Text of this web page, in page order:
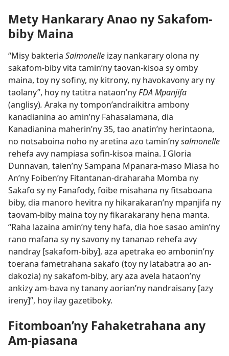
Mety Hankarary Anao ny Sakafom-
biby Maina
“Misy bakteria Salmonelle izay nankarary olona ny
sakafom-biby vita tamin’ny taovan-kisoa sy omby
maina, toy ny sofiny, ny kitrony, ny havokavony ary ny
taolany”, hoy ny tatitra nataon’nyFDA Mpanjifa
(anglisy). Araka ny tompon’andraikitra ambony
kanadianina ao amin’ny Fahasalamana, dia
Kanadianina maherin’ny 35, tao anatin’ny herintaona,
no notsaboina noho ny aretina azo tamin’nysalmonelle
rehefa avy nampiasa sofin-kisoa maina. I Gloria
Dunnavan, talen’ny Sampana Mpanara-maso Miasa ho
An’ny Foiben’ny Fitantanan-draharaha Momba ny
Sakafo sy ny Fanafody, foibe misahana ny fitsaboana
biby, dia manoro hevitra ny hikarakaran’ny mpanjifa ny
taovam-biby maina toy ny fikarakarany hena manta.
“Raha lazaina amin’ny teny hafa, dia hoe sasao amin’ny
rano mafana sy ny savony ny tananao rehefa avy
nandray [sakafom-biby], aza apetraka eo ambonin’ny
toerana fametrahana sakafo (toy ny latabatra ao an-
dakozia) ny sakafom-biby, ary aza avela hataon’ny
ankizy am-bava ny tanany aorian’ny nandraisany [azy
ireny]”, hoy ilay gazetiboky.
Fitomboan’ny Fahaketrahana any
Am-piasana